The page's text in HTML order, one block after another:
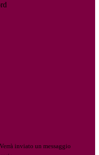
Verrà inviato un messaggio